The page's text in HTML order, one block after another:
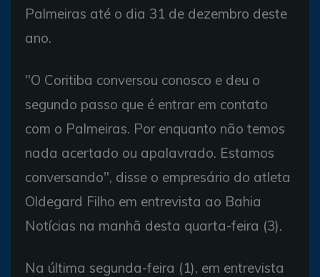
Palmeiras até o dia 31 de dezembro deste
ano.
"O Coritiba conversou conosco e deu o
segundo passo que é entrar em contato
com o Palmeiras. Por enquanto não temos
nada acertado ou apalavrado. Estamos
conversando", disse o empresário do atleta
Oldegard Filho em entrevista ao Bahia
Notícias na manhã desta quarta-feira (3).
Na última segunda-feira (1), em entrevista